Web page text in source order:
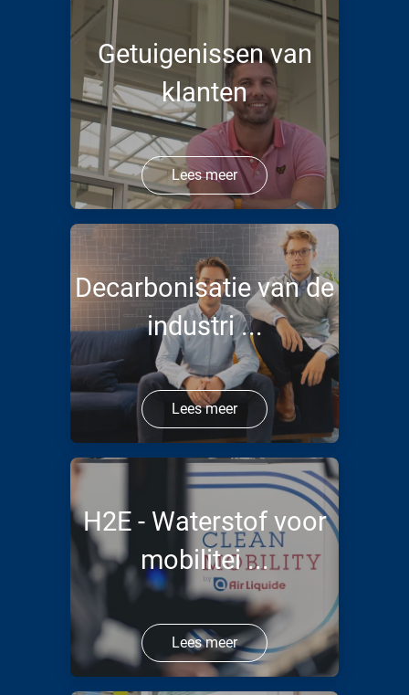
Getuigenissen van
klanten
Lees meer
Decarbonisatie van de
industri ...
Lees meer
H2E - Waterstof voor
mobilitei ...
Lees meer